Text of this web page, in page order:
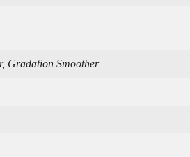
Gradation Smoother